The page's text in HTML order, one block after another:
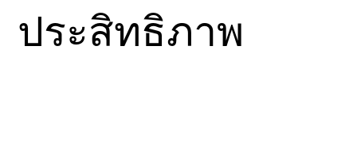
ประสิทธิภาพ